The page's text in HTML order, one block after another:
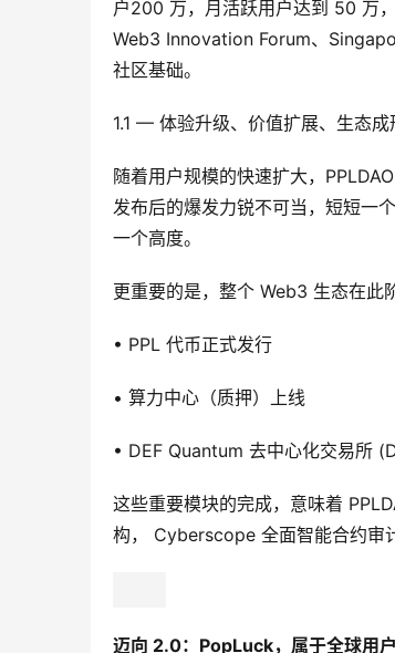
户200 万，月活跃用户达到 50 万
Web3 Innovation Forum、
社区基础。
1.1 — 体验升级、价值扩展、生态成
随着用户规模的快速扩大，
发布后的爆发力锐不可当，短短一
一个高度。
更重要的是，整个 Web3 生态在此
• PPL 代币正式发行
• 算力中心（质押）上线
• DEF Quantum 去中心化交易所
这些重要模块的完成，意味着
构， Cyberscope 全面智能合约审
迈向 2.0：PopLuck，属于全球用